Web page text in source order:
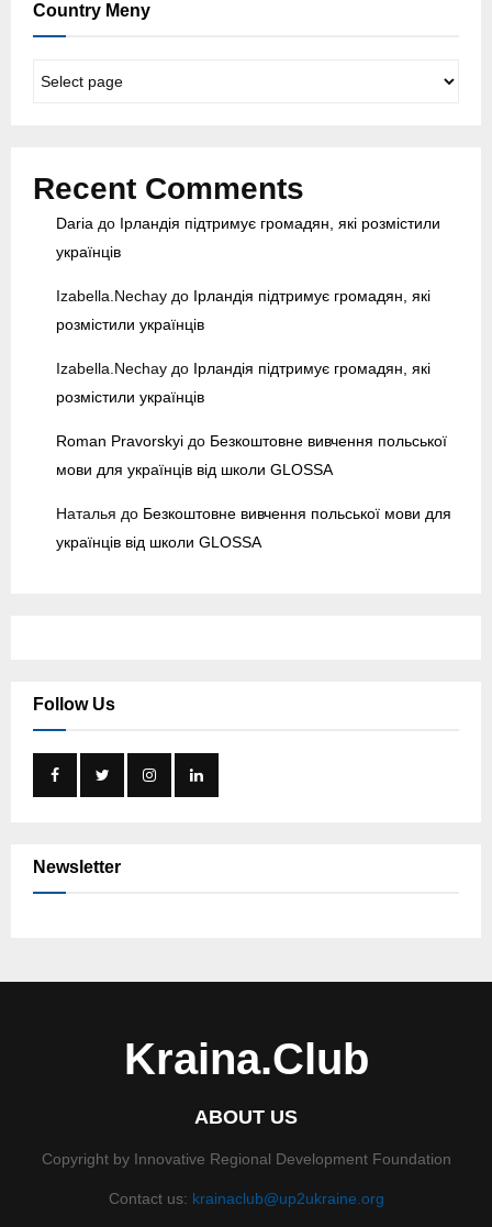
Country Meny
Recent Comments
Daria до Ірландія підтримує громадян, які розмістили
українців
Izabella.Nechay до Ірландія підтримує громадян, які
розмістили українців
Izabella.Nechay до Ірландія підтримує громадян, які
розмістили українців
Roman Pravorskyi до Безкоштовне вивчення польської
мови для українців від школи GLOSSA
Наталья до Безкоштовне вивчення польської мови для
українців від школи GLOSSA
Follow Us
Newsletter
Kraina.Club
ABOUT US
Copyright by Innovative Regional Development Foundation
Contact us: krainaclub@up2ukraine.org